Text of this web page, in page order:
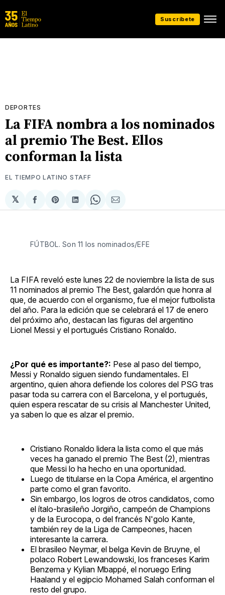
Suscríbete
DEPORTES
La FIFA nombra a los nominados
al premio The Best. Ellos
conforman la lista
EL TIEMPO LATINO STAFF
𝕏
Compartir
en
Share
on
Compartir
en
Share
on
Compartir
via
FÚTBOL. Son 11 los nominados/EFE
La FIFA reveló este lunes 22 de noviembre la lista de sus
11 nominados al premio The Best, galardón que honra al
que, de acuerdo con el organismo, fue el mejor futbolista
del año. Para la edición que se celebrará el 17 de enero
del próximo año, destacan las figuras del argentino
Lionel Messi y el portugués Cristiano Ronaldo.
¿Por qué es importante?: Pese al paso del tiempo,
Messi y Ronaldo siguen siendo fundamentales. El
argentino, quien ahora defiende los colores del PSG tras
pasar toda su carrera con el Barcelona, y el portugués,
quien espera rescatar de su crisis al Manchester United,
ya saben lo que es alzar el premio.
Cristiano Ronaldo lidera la lista como el que más
veces ha ganado el premio The Best (2), mientras
que Messi lo ha hecho en una oportunidad.
Luego de titularse en la Copa América, el argentino
parte como el gran favorito.
Sin embargo, los logros de otros candidatos, como
el ítalo-brasileño Jorgiño, campeón de Champions
y de la Eurocopa, o del francés N'golo Kante,
también rey de la Liga de Campeones, hacen
interesante la carrera.
El brasileo Neymar, el belga Kevin de Bruyne, el
polaco Robert Lewandowski, los franceses Karim
Benzema y Kylian Mbappé, el noruego Erling
Haaland y el egipcio Mohamed Salah conforman el
resto del grupo.